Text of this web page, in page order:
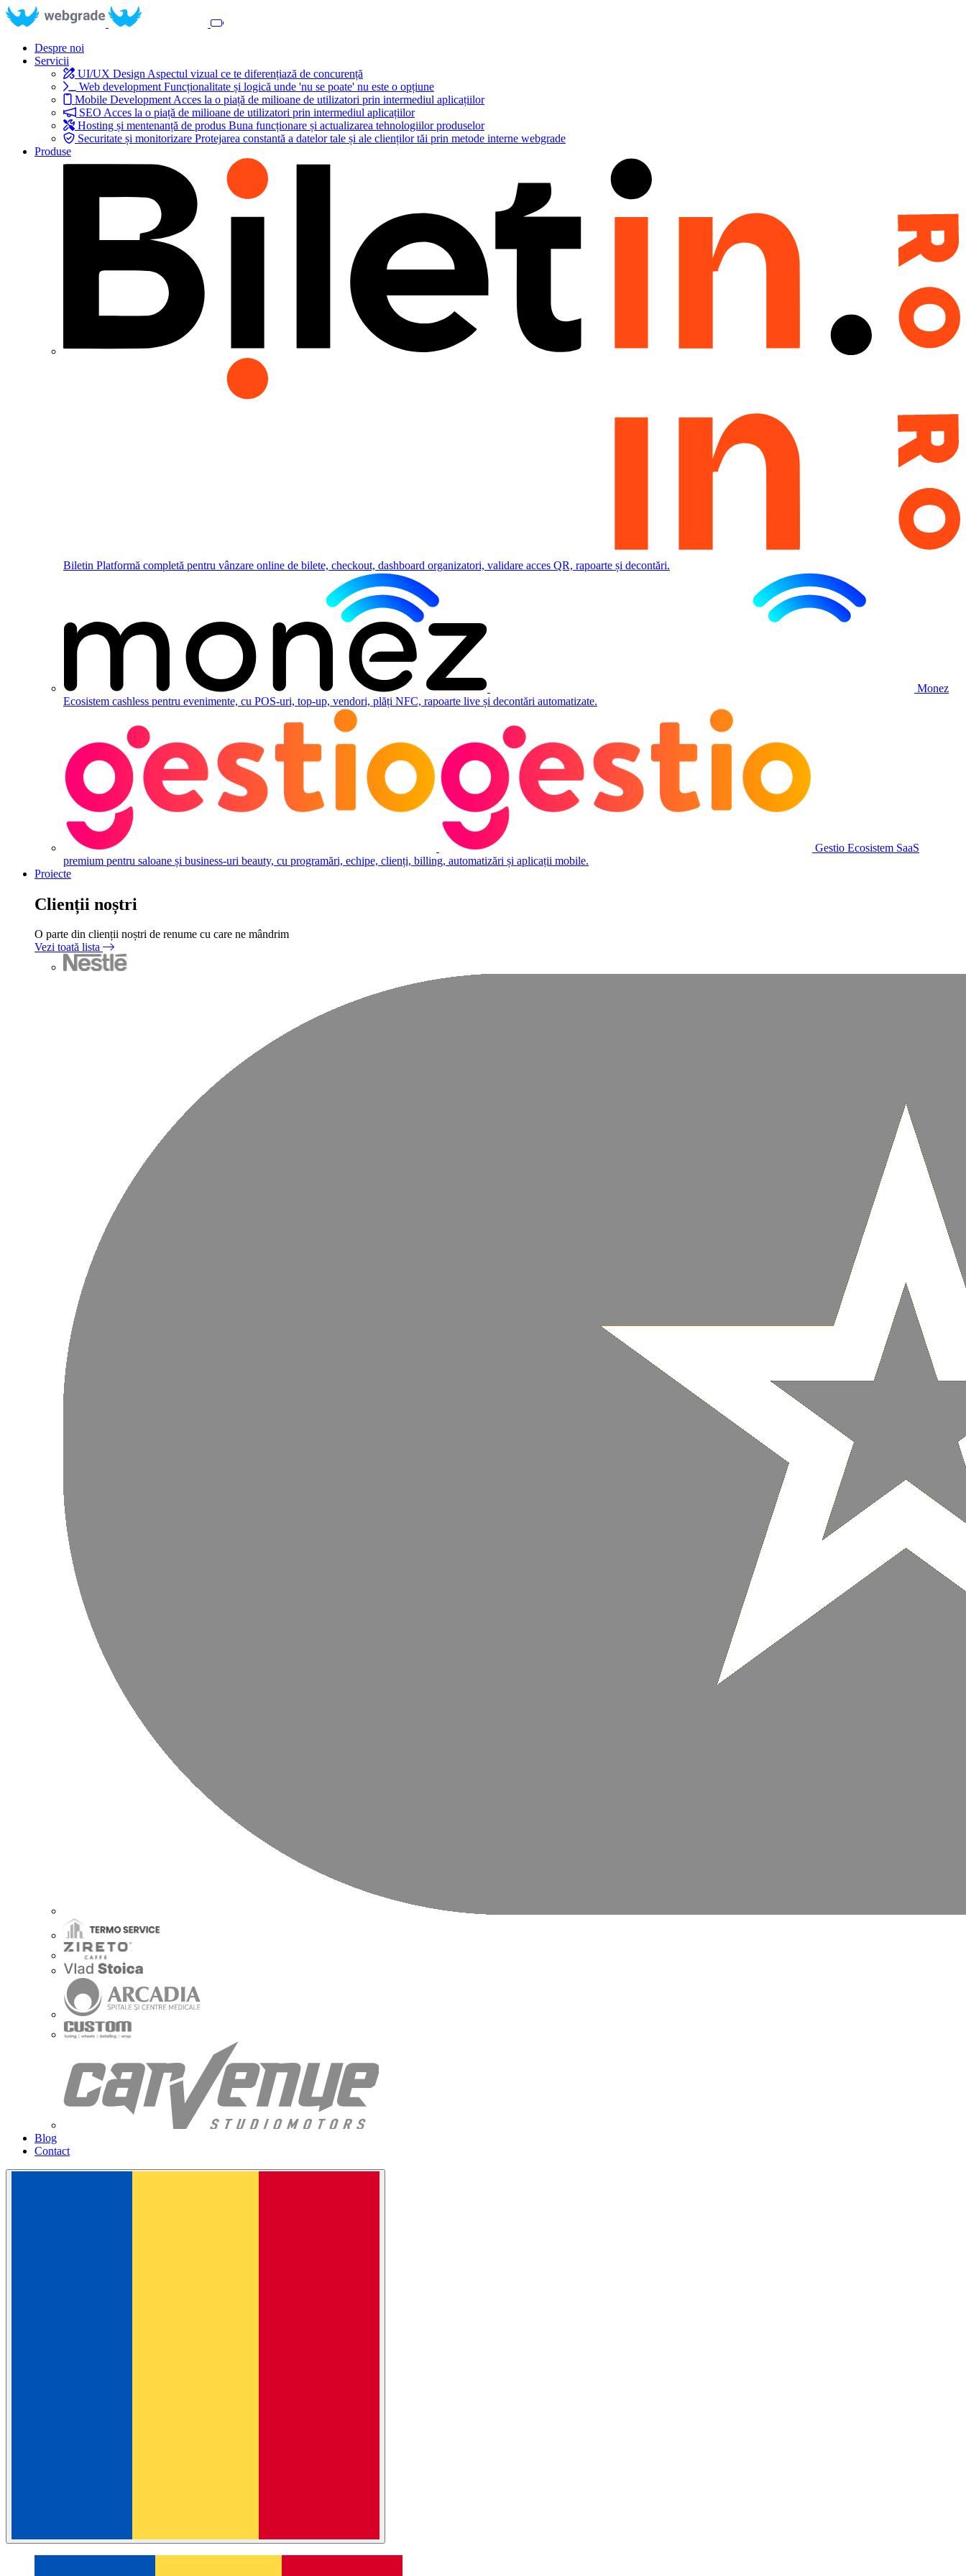
Despre noi
Servicii
UI/UX Design Aspectul vizual ce te diferențiază de concurență
Web development Funcționalitate și logică unde 'nu se poate' nu este o opțiune
Mobile Development Acces la o piață de milioane de utilizatori prin intermediul aplicațiilor
SEO Acces la o piață de milioane de utilizatori prin intermediul aplicațiilor
Hosting și mentenanță de produs Buna funcționare și actualizarea tehnologiilor produselor
Securitate și monitorizare Protejarea constantă a datelor tale și ale clienților tăi prin metode interne webgrade
Produse
Biletin Platformă completă pentru vânzare online de bilete, checkout, dashboard organizatori, validare acces QR, rapoarte și decontări.
Monez
Ecosistem cashless pentru evenimente, cu POS-uri, top-up, vendori, plăți NFC, rapoarte live și decontări automatizate.
Gestio Ecosistem SaaS
premium pentru saloane și business-uri beauty, cu programări, echipe, clienți, billing, automatizări și aplicații mobile.
Proiecte
Clienții noștri
O parte din clienții noștri de renume cu care ne mândrim
Vezi toată lista
Blog
Contact